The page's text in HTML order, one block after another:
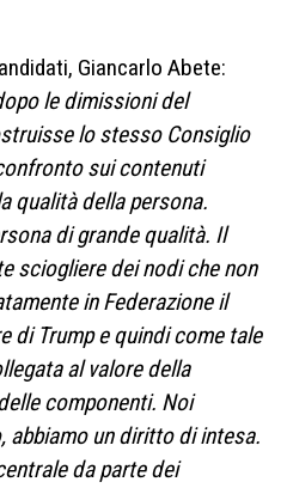
Giancarlo Abete:
le dimissioni del
lo stesso Consiglio
sui contenuti
qualità della persona.
di grande qualità. Il
sciogliere dei nodi che non
in Federazione il
di Trump e quindi come tale
al valore della
componenti. Noi
abbiamo un diritto di intesa.
da parte dei